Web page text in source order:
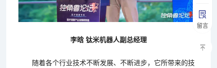
留言
李晗 钛米机器人副总经理
随着各个行业技术不断发展、不断进步，它所带来的技